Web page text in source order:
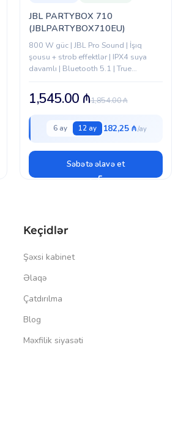
JBL PARTYBOX 710
(JBLPARTYBOX710EU)
800 W güc | JBL Pro Sound | İşıq
şousu + strob effektlər | IPX4 suya
davamlı | Bluetooth 5.1 | True
daşına bilən...
1,854.00₼
1,545.00 ₼
6 ay 12 ay 182,25 ₼
Səbətə əlavə et
Keçidlər
Şəxsi kabinet
Əlaqə
Çatdırılma
Blog
Məxfilik siyasəti